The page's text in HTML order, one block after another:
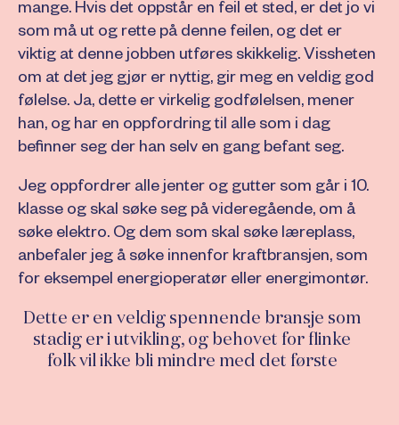
mange. Hvis det oppstår en feil et sted, er det jo vi
som må ut og rette på denne feilen, og det er
viktig at denne jobben utføres skikkelig. Vissheten
om at det jeg gjør er nyttig, gir meg en veldig god
følelse. Ja, dette er virkelig godfølelsen, mener
han, og har en oppfordring til alle som i dag
befinner seg der han selv en gang befant seg.
Jeg oppfordrer alle jenter og gutter som går i 10.
klasse og skal søke seg på videregående, om å
søke elektro. Og dem som skal søke læreplass,
anbefaler jeg å søke innenfor kraftbransjen, som
for eksempel energioperatør eller energimontør.
Dette er en veldig spennende bransje som
stadig er i utvikling, og behovet for flinke
folk vil ikke bli mindre med det første